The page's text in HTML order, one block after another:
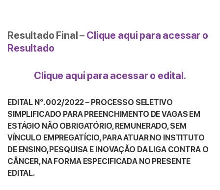
Resultado Final – Clique aqui para acessar o
Resultado
Clique aqui para acessar o edital.
EDITAL Nº. 002/2022 – PROCESSO SELETIVO
SIMPLIFICADO PARA PREENCHIMENTO DE VAGAS EM
ESTÁGIO NÃO OBRIGATÓRIO, REMUNERADO, SEM
VÍNCULO EMPREGATÍCIO, PARA ATUAR NO INSTITUTO
DE ENSINO, PESQUISA E INOVAÇÃO DA LIGA CONTRA O
CÂNCER, NA FORMA ESPECIFICADA NO PRESENTE
EDITAL.